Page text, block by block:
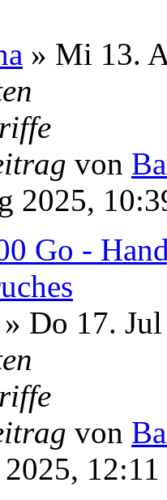
» Mi 13.
von
2025,
Go -
» Do 17.
von
12:11